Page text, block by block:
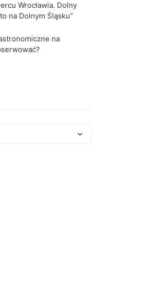
Wrocławia. Dolny
na Dolnym Śląsku”
na